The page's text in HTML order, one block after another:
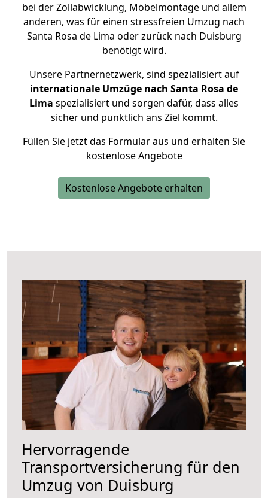
bei der Zollabwicklung, Möbelmontage und allem
anderen, was für einen stressfreien Umzug nach
Santa Rosa de Lima oder zurück nach Duisburg
benötigt wird.
Unsere Partnernetzwerk, sind spezialisiert auf
internationale Umzüge nach Santa Rosa de
Lima spezialisiert und sorgen dafür, dass alles
sicher und pünktlich ans Ziel kommt.
Füllen Sie jetzt das Formular aus und erhalten Sie
kostenlose Angebote
Kostenlose Angebote erhalten
Hervorragende
Transportversicherung für den
Umzug von Duisburg